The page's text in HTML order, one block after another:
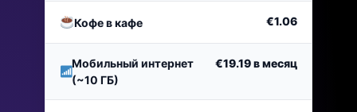
Кофе в кафе €1.06
Мобильный интернет
(~10 ГБ)
€19.19в месяц